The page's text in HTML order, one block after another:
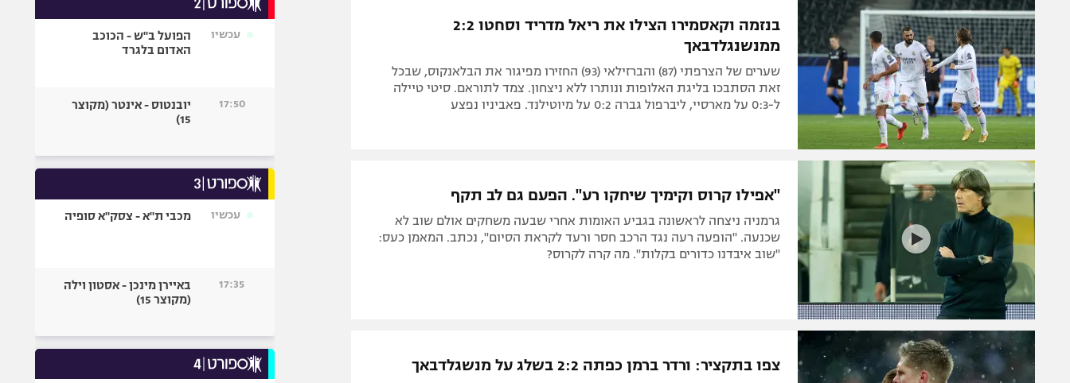
תקנון משתתפים וזוכים בפרסים
תקנון עבור פעילות אלקטרה
תקנון עבור פעילות ספורט 1 – "מרלן"
טניס
גיימינג E-Sports
תנאי שימוש
מדיניות פרטיות
תקנון פעילות ספורט 1
רשיון להקרנה פומבית לבית עסק
הצטרפות לחבילת הערוצים
לוח דרושים – ג'ובנט
תגיות
המגזין
הפועל חיפה
הפועל באר שבע
מכבי נתניה
בני יהודה
ליגות נוספות
ספורט מוטורי
בייסבול MLB
גיימינג E-Sports
בנזמה וקאסמירו הצילו את ריאל מדריד וסחטו 2:2
ממנשנגלדבאך
שערים של הצרפתי (87) והברזילאי (93) החזירו מפיגור את הבלאנקוס, שבכל
זאת הסתבכו בליגת האלופות ונותרו ללא ניצחון. צמד לתוראם. סיטי טיילה
ל-0:3 על מארסיי, ליברפול גברה 0:2 על מיוטילנד. פאביניו נפצע
"אפילו קרוס וקימיך שיחקו רע". הפעם גם לב תקף
גרמניה ניצחה לראשונה בגביע האומות אחרי שבעה משחקים אולם שוב לא
שכנעה. "הופעה רעה נגד הרכב חסר ורעד לקראת הסיום", נכתב. המאמן כעס:
"שוב איבדנו כדורים בקלות". מה קרה לקרוס?
צפו בתקציר: ורדר ברמן כפתה 2:2 בשלג על מנשגלדבאך
עכשיו
הפועל ב"ש - הכוכב
האדום בלגרד
17:50
יובנטוס - אינטר (מקוצר
15)
עכשיו מכבי ת"א - צסק"א סופיה
17:35
באיירן מינכן - אסטון וילה
(מקוצר 15)